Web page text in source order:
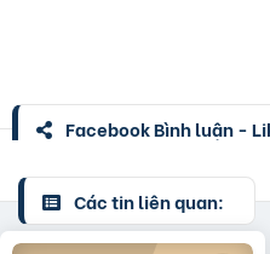
Facebook Bình luận -
Các tin liên quan: